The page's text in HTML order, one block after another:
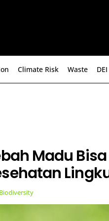
Climate Risk Waste
Madu
Biodiversity